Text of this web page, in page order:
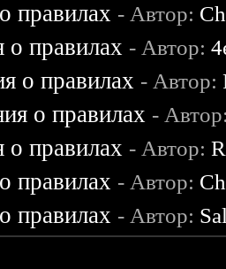
правилах - Автор:
о правилах - Автор:
о правилах - Автор:
о правилах -
о правилах - Автор:
правилах - Автор:
правилах - Автор: